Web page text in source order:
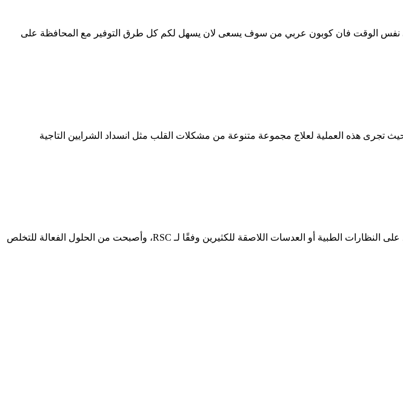
وفي نفس الوقت فان كوبون عربي من سوف يسعى لان يسهل لكم كل طرق التوفير مع المحافظة على
تجرى هذه العملية لعلاج مجموعة متنوعة من مشكلات القلب مثل انسداد الشرايين التاجية
أثبتت عمليات تصحيح النظر قدرتها على تحسين الرؤية إلى 6/6 في 90% من المرضى وتقليل الاعتماد على النظارات الطبية أو العدسات اللاصقة للكثيرين وفقًا لـ RSC، وأصبحت من الحلول الفعالة للتخلص